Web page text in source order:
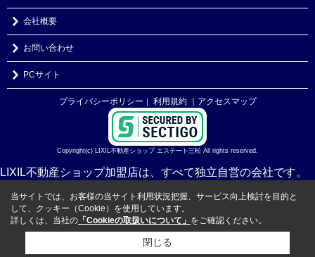
会社概要
お問い合わせ
PCサイト
プライバシーポリシー ｜ 利用規約 ｜アクセスマップ
Copyright(c) LIXIL不動産ショップ エステート三松 All rights reserved.
LIXIL不動産ショップ加盟店は、すべて独立自営の会社です。
当サイトでは、お客様の当サイト利用状況把握、サービス向上検討を目的と
して、クッキー（Cookie）を使用しています。
詳しくは、当社の 「Cookieの取扱いについて」 をご確認ください。
閉じる